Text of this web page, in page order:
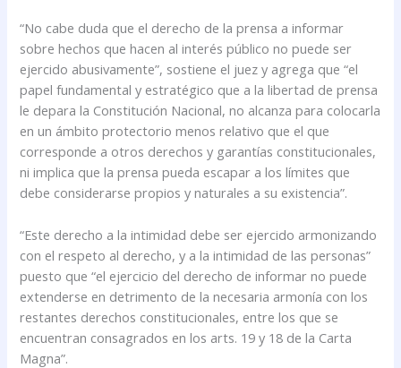
“No cabe duda que el derecho de la prensa a informar
sobre hechos que hacen al interés público no puede ser
ejercido abusivamente”, sostiene el juez y agrega que “el
papel fundamental y estratégico que a la libertad de prensa
le depara la Constitución Nacional, no alcanza para colocarla
en un ámbito protectorio menos relativo que el que
corresponde a otros derechos y garantías constitucionales,
ni implica que la prensa pueda escapar a los límites que
debe considerarse propios y naturales a su existencia”.
“Este derecho a la intimidad debe ser ejercido armonizando
con el respeto al derecho, y a la intimidad de las personas”
puesto que “el ejercicio del derecho de informar no puede
extenderse en detrimento de la necesaria armonía con los
restantes derechos constitucionales, entre los que se
encuentran consagrados en los arts. 19 y 18 de la Carta
Magna”.